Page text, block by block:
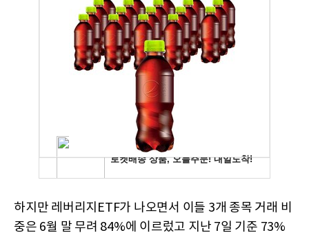
하지만 레버리지ETF가 나오면서 이들 3개 종목 거래 비
중은 6월 말 무려 84%에 이르렀고 지난 7일 기준 73%